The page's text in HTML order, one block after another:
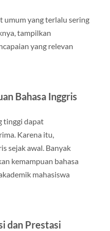
umum yang terlalu sering
tampilkan
yang relevan
Bahasa Inggris
tinggi dapat
Karena itu,
sejak awal. Banyak
kemampuan bahasa
mahasiswa
dan Prestasi